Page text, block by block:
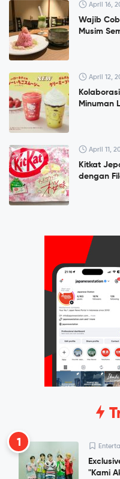
April 16,
Wajib
Musim
April 12,
Minuman
April 11,
Kitkat
dengan
1
"Kami